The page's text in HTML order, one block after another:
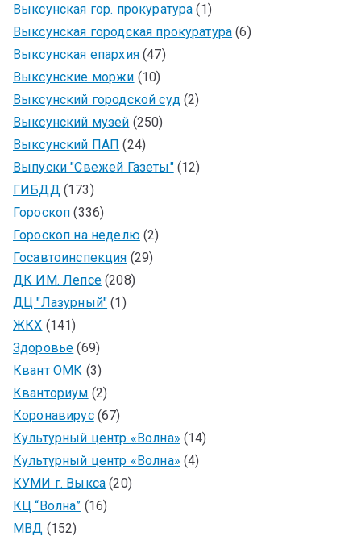
Выксунская гор. прокуратура (1)
Выксунская городская прокуратура (6)
Выксунская епархия(47)
Выксунские моржи (10)
Выксунский городской суд(2)
Выксунский музей (250)
Выксунский ПАП (24)
Выпуски "Свежей Газеты"(12)
ГИБДД(173)
Гороскоп (336)
Гороскоп на неделю(2)
Госавтоинспекция (29)
ДК ИМ. Лепсе(208)
ДЦ "Лазурный" (1)
ЖКХ (141)
Здоровье (69)
Квант ОМК (3)
Кванториум (2)
Коронавирус(67)
Культурный центр «Волна» (14)
Культурный центр «Волна» (4)
КУМИ г. Выкса (20)
КЦ “Волна” (16)
МВД (152)